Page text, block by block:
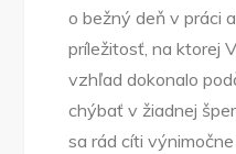
o bežný deň v práci
príležitosť, na ktorej
vzhľad dokonalo
chýbať v žiadnej
sa rád cíti